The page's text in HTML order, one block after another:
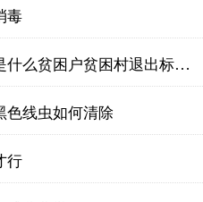
毒
贫困县退出的主要衡量标准是什么贫困户贫困村退出标准是什么
色线虫如何清除
行